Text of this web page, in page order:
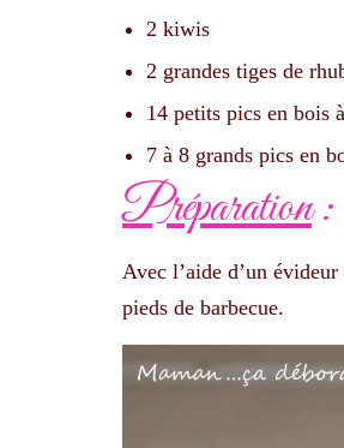
2 kiwis
2 grandes tiges de
14 petits pics en bois
7 à 8 grands pics en
Préparation:
Avec l’aide d’un
pieds de barbecue.